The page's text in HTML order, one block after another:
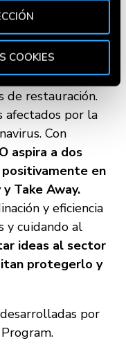
de tu interés.
más información.
pulsando el botón
configurarlas,
cómo hacerlo
COOKIES
lograr algo que
están
en un canal de
de restauración.
afectados por la
Con
aspira a dos
en
Take Away.
y eficiencia
y cuidando al
ideas al sector
protegerlo y
por